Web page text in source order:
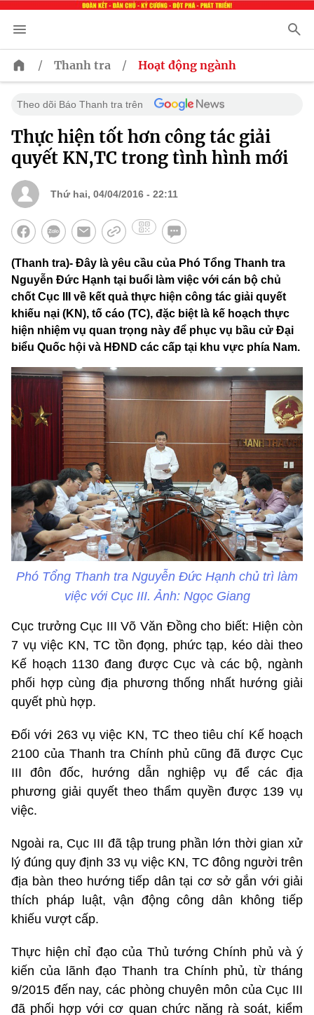
/ Thanh tra / Hoạt động ngành
Theo dõi Báo Thanh tra trên
Thực hiện tốt hơn công tác giải
quyết KN,TC trong tình hình mới
Thứ hai, 04/04/2016 - 22:11
(Thanh tra)- Đây là yêu cầu của Phó Tổng Thanh tra
Nguyễn Đức Hạnh tại buổi làm việc với cán bộ chủ
chốt Cục III về kết quả thực hiện công tác giải quyết
khiếu nại (KN), tố cáo (TC), đặc biệt là kế hoạch thực
hiện nhiệm vụ quan trọng này để phục vụ bầu cử Đại
biểu Quốc hội và HĐND các cấp tại khu vực phía Nam.
Phó Tổng Thanh tra Nguyễn Đức Hạnh chủ trì làm
việc với Cục III. Ảnh: Ngọc Giang
Cục trưởng Cục III Võ Văn Đồng cho biết: Hiện còn
7 vụ việc KN, TC tồn đọng, phức tạp, kéo dài theo
Kế hoạch 1130 đang được Cục và các bộ, ngành
phối hợp cùng địa phương thống nhất hướng giải
quyết phù hợp.
Đối với 263 vụ việc KN, TC theo tiêu chí Kế hoạch
2100 của Thanh tra Chính phủ cũng đã được Cục
III đôn đốc, hướng dẫn nghiệp vụ để các địa
phương giải quyết theo thẩm quyền được 139 vụ
việc.
Ngoài ra, Cục III đã tập trung phần lớn thời gian xử
lý đúng quy định 33 vụ việc KN, TC đông người trên
địa bàn theo hướng tiếp dân tại cơ sở gắn với giải
thích pháp luật, vận động công dân không tiếp
khiếu vượt cấp.
Thực hiện chỉ đạo của Thủ tướng Chính phủ và ý
kiến của lãnh đạo Thanh tra Chính phủ, từ tháng
9/2015 đến nay, các phòng chuyên môn của Cục III
đã phối hợp với cơ quan chức năng rà soát, kiểm